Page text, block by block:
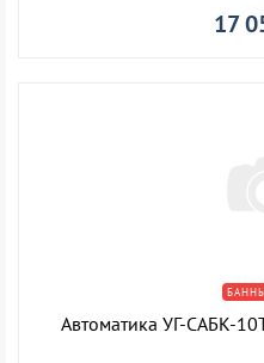
17
Автоматика УГ-САБК-